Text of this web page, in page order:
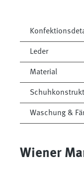
Leder
Material
Waschung &
Wiener